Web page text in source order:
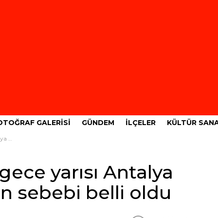
GALERISI GÜNDEM İLÇELER KÜLTÜR
yarısı Antalya
sebebi belli oldu